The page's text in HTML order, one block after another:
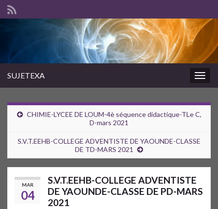
SUJETEXA
CHIMIE-LYCEE DE LOUM-4è séquence didactique-TLe C,
D-mars 2021
S.V.T.EEHB-COLLEGE ADVENTISTE DE YAOUNDE-CLASSE
DE TD-MARS 2021
MAR
04
S.V.T.EEHB-COLLEGE ADVENTISTE
DE YAOUNDE-CLASSE DE PD-MARS
2021